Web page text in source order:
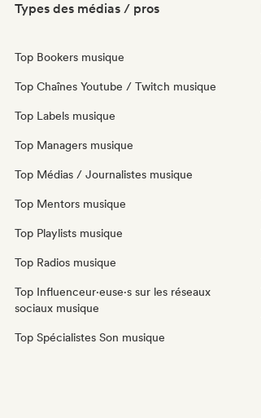
Types des médias / pros
Top Bookers musique
Top Chaînes Youtube / Twitch musique
Top Labels musique
Top Managers musique
Top Médias / Journalistes musique
Top Mentors musique
Top Playlists musique
Top Radios musique
Top Influenceur·euse·s sur les réseaux
sociaux musique
Top Spécialistes Son musique